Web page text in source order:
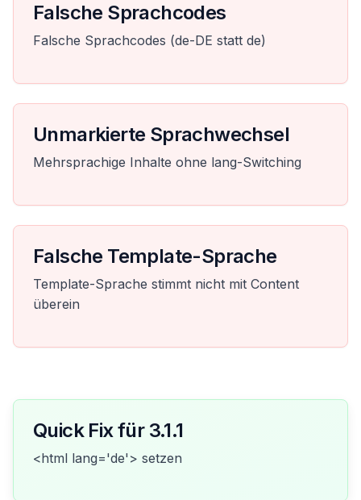
Falsche Sprachcodes
Falsche Sprachcodes (de-DE statt de)
Unmarkierte Sprachwechsel
Mehrsprachige Inhalte ohne lang-Switching
Falsche Template-Sprache
Template-Sprache stimmt nicht mit Content
überein
Quick Fix für 3.1.1
<html lang='de'> setzen